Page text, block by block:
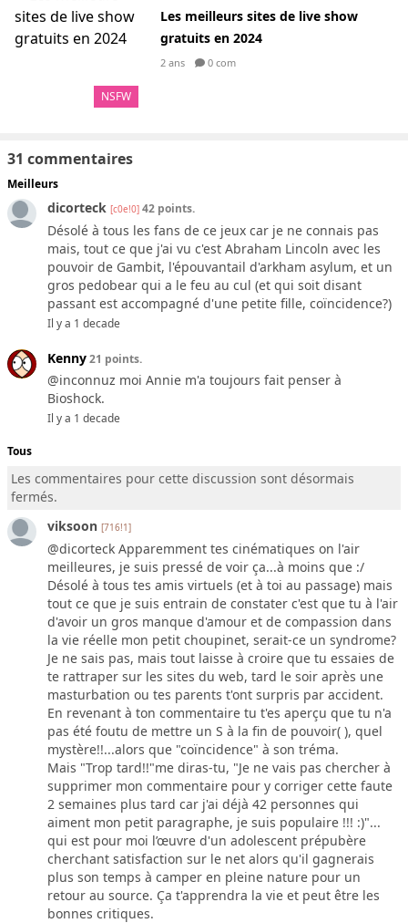
NSFW
Les meilleurs sites de live show
gratuits en 2024
2 ans 0 com
31 commentaires
Meilleurs
dicorteck [c0e!0] 42 points.
Désolé à tous les fans de ce jeux car je ne connais pas
mais, tout ce que j'ai vu c'est Abraham Lincoln avec les
pouvoir de Gambit, l'épouvantail d'arkham asylum, et un
gros pedobear qui a le feu au cul (et qui soit disant
passant est accompagné d'une petite fille, coïncidence?)
Il y a 1 decade
Kenny21 points.
@inconnuz moi Annie m'a toujours fait penser à
Bioshock.
Il y a 1 decade
Tous
Les commentaires pour cette discussion sont désormais
fermés.
viksoon [716!1]
@dicorteck Apparemment tes cinématiques on l'air
meilleures, je suis pressé de voir ça...à moins que :/
Désolé à tous tes amis virtuels (et à toi au passage) mais
tout ce que je suis entrain de constater c'est que tu à l'air
d'avoir un gros manque d'amour et de compassion dans
la vie réelle mon petit choupinet, serait-ce un syndrome?
Je ne sais pas, mais tout laisse à croire que tu essaies de
te rattraper sur les sites du web, tard le soir après une
masturbation ou tes parents t'ont surpris par accident.
En revenant à ton commentaire tu t'es aperçu que tu n'a
pas été foutu de mettre un S à la fin de pouvoir( ), quel
mystère!!...alors que "coïncidence" à son tréma.
Mais "Trop tard!!"me diras-tu, "Je ne vais pas chercher à
supprimer mon commentaire pour y corriger cette faute
2 semaines plus tard car j'ai déjà 42 personnes qui
aiment mon petit paragraphe, je suis populaire !!! :)"...
qui est pour moi l’œuvre d'un adolescent prépubère
cherchant satisfaction sur le net alors qu'il gagnerais
plus son temps à camper en pleine nature pour un
retour au source. Ça t'apprendra la vie et peut être les
bonnes critiques.